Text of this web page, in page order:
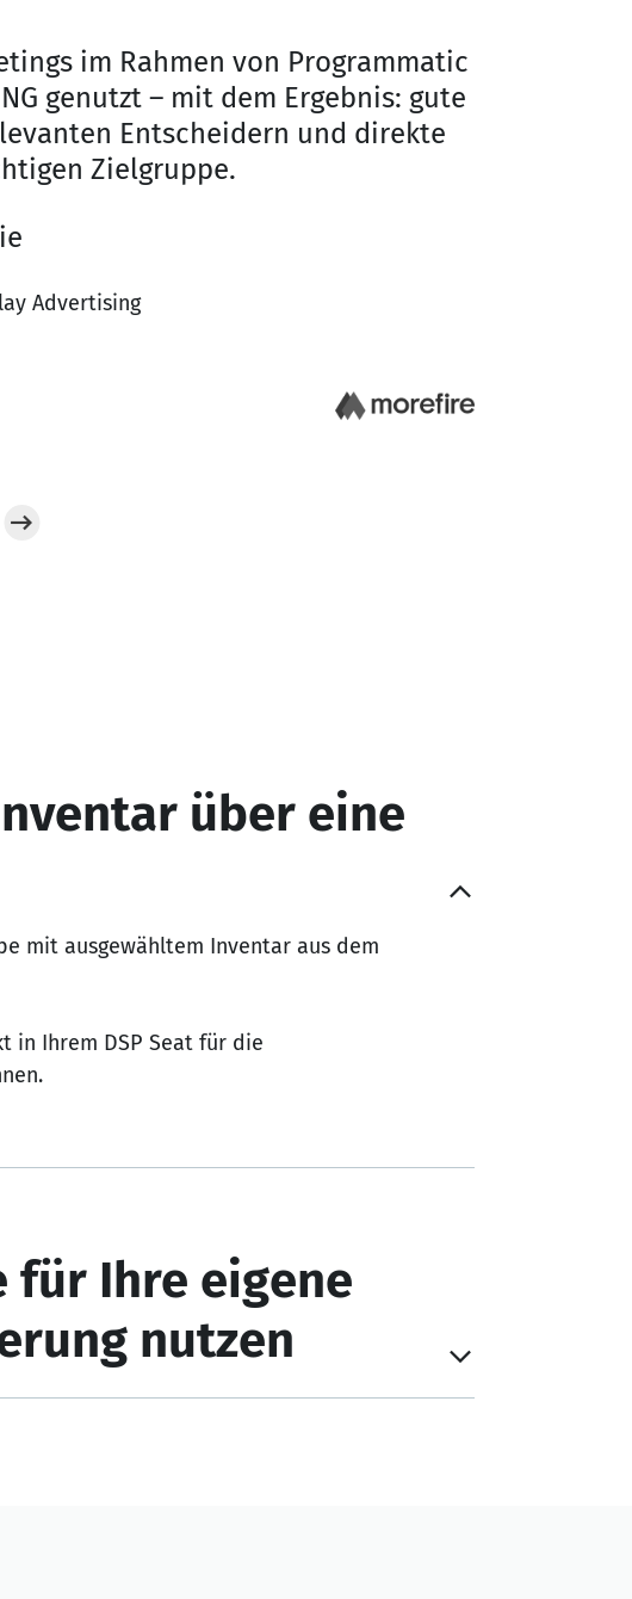
im Rahmen von Programmatic
genutzt – mit dem Ergebnis: gute
Entscheidern und direkte
Zielgruppe.
Advertising
über eine
mit ausgewähltem Inventar aus dem
in Ihrem DSP Seat für die
für Ihre eigene
nutzen